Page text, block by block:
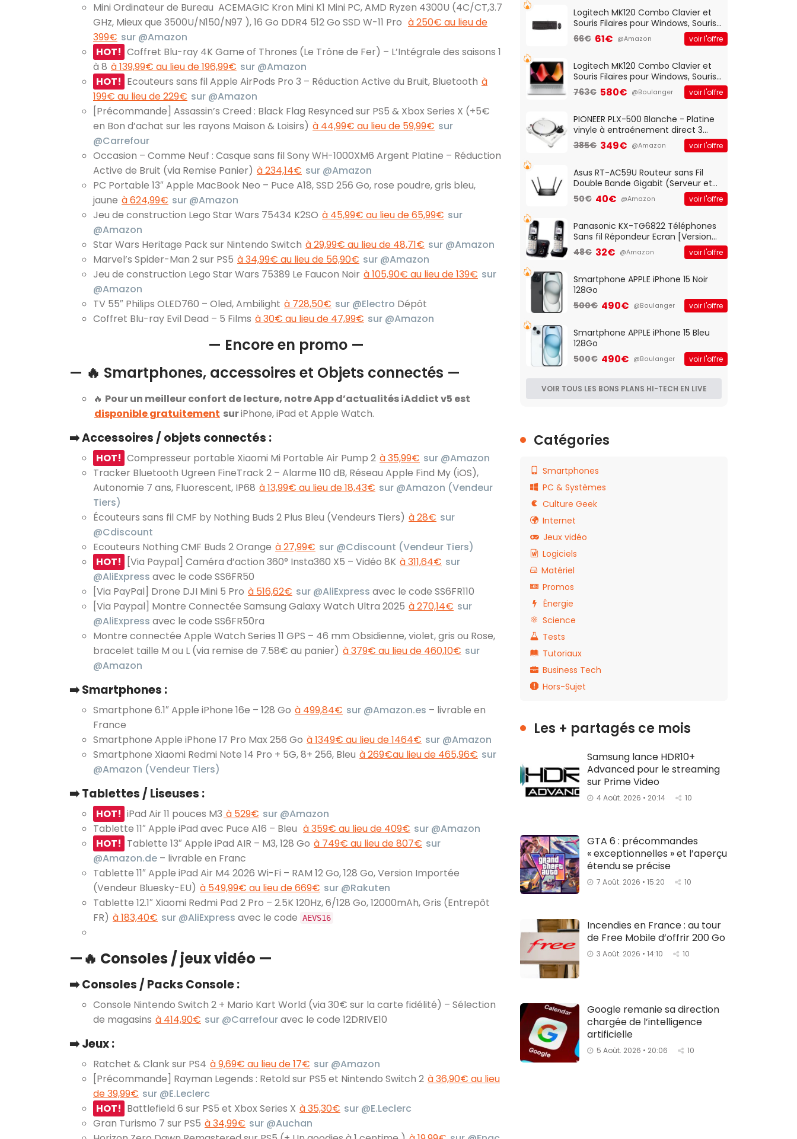
Mini Ordinateur de Bureau ACEMAGIC Kron Mini K1 Mini PC, AMD Ryzen 4300U (4C/CT,3.7
GHz, Mieux que 3500U/N150/N97 ), 16 Go DDR4 512 Go SSD W-11 Pro à 250€ au lieu de
399€ sur @Amazon
HOT! Coffret Blu-ray 4K Game of Thrones (Le Trône de Fer) – L’Intégrale des saisons 1
à 8 à 139,99€ au lieu de 196,99€ sur @Amazon
HOT! Ecouteurs sans fil Apple AirPods Pro 3 – Réduction Active du Bruit, Bluetooth à
199€ au lieu de 229€ sur @Amazon
[Précommande] Assassin’s Creed : Black Flag Resynced sur PS5 & Xbox Series X (+5€
en Bon d’achat sur les rayons Maison & Loisirs) à 44,99€ au lieu de 59,99€ sur
@Carrefour
Occasion – Comme Neuf : Casque sans fil Sony WH-1000XM6 Argent Platine – Réduction
Active de Bruit (via Remise Panier) à 234,14€ sur @Amazon
PC Portable 13″ Apple MacBook Neo – Puce A18, SSD 256 Go, rose poudre, gris bleu,
jaune à 624,99€ sur @Amazon
Jeu de construction Lego Star Wars 75434 K2SO à 45,99€ au lieu de 65,99€ sur
@Amazon
Star Wars Heritage Pack sur Nintendo Switch à 29,99€ au lieu de 48,71€ sur @Amazon
Marvel’s Spider-Man 2 sur PS5 à 34,99€ au lieu de 56,90€ sur @Amazon
Jeu de construction Lego Star Wars 75389 Le Faucon Noir à 105,90€ au lieu de 139€ sur
@Amazon
TV 55″ Philips OLED760 – Oled, Ambilight à 728,50€ sur @Electro Dépôt
Coffret Blu-ray Evil Dead – 5 Films à 30€ au lieu de 47,99€ sur @Amazon
— Encore en promo —
— 🔥 Smartphones, accessoires et Objets connectés —
🔥 Pour un meilleur confort de lecture, notre App d’actualités iAddict v5 est
disponible gratuitement suriPhone, iPad et Apple Watch.
➡️ Accessoires / objets connectés :
HOT! Compresseur portable Xiaomi Mi Portable Air Pump 2 à 35,99€ sur @Amazon
Tracker Bluetooth Ugreen FineTrack 2 – Alarme 110 dB, Réseau Apple Find My (iOS),
Autonomie 7 ans, Fluorescent, IP68 à 13,99€ au lieu de 18,43€ sur @Amazon (Vendeur
Tiers)
Écouteurs sans fil CMF by Nothing Buds 2 Plus Bleu (Vendeurs Tiers) à 28€ sur
@Cdiscount
Ecouteurs Nothing CMF Buds 2 Orange à 27,99€ sur @Cdiscount (Vendeur Tiers)
HOT!
[Via Paypal] Caméra d’action 360° Insta360 X5 – Vidéo 8K à 311,64€ sur
@AliExpress avec le code SS6FR50
[Via PayPal] Drone DJI Mini 5 Pro à 516,62€ sur @AliExpress avec le code SS6FR110
[Via Paypal] Montre Connectée Samsung Galaxy Watch Ultra 2025 à 270,14€ sur
@AliExpress avec le code SS6FR50ra
Montre connectée Apple Watch Series 11 GPS – 46 mm Obsidienne, violet, gris ou Rose,
bracelet taille M ou L (via remise de 7.58€ au panier) à 379€ au lieu de 460,10€ sur
@Amazon
➡️ Smartphones :
Smartphone 6.1″ Apple iPhone 16e – 128 Go à 499,84€ sur @Amazon.es – livrable en
France
Smartphone Apple iPhone 17 Pro Max 256 Go à 1349€ au lieu de 1464€ sur @Amazon
Smartphone Xiaomi Redmi Note 14 Pro + 5G, 8+ 256, Bleu à 269€au lieu de 465,96€ sur
@Amazon (Vendeur Tiers)
➡️ Tablettes / Liseuses :
HOT! iPad Air 11 pouces M3 à 529€ sur @Amazon
Tablette 11″ Apple iPad avec Puce A16 – Bleu à 359€ au lieu de 409€ sur @Amazon
HOT! Tablette 13″ Apple iPad AIR – M3, 128 Go à 749€ au lieu de 807€ sur
@Amazon.de – livrable en Franc
Tablette 11″ Apple iPad Air M4 2026 Wi-Fi – RAM 12 Go, 128 Go, Version Importée
(Vendeur Bluesky-EU) à 549,99€ au lieu de 669€ sur @Rakuten
Tablette 12.1″ Xiaomi Redmi Pad 2 Pro – 2.5K 120Hz, 6/128 Go, 12000mAh, Gris (Entrepôt
FR) à 183,40€ sur @AliExpress avec le code AEVS16
—🔥 Consoles / jeux vidéo —
➡️ Consoles / Packs Console :
Console Nintendo Switch 2 + Mario Kart World (via 30€ sur la carte fidélité) – Sélection
de magasins à 414,90€ sur @Carrefouravec le code 12DRIVE10
➡️ Jeux :
Ratchet & Clank sur PS4 à 9,69€ au lieu de 17€ sur @Amazon
[Précommande] Rayman Legends : Retold sur PS5 et Nintendo Switch 2 à 36,90€ au lieu
de 39,99€ sur @E.Leclerc
HOT! Battlefield 6 sur PS5 et Xbox Series X à 35,30€ sur @E.Leclerc
Gran Turismo 7 sur PS5 à 34,99€ sur @Auchan
Logitech MK120 Combo Clavier et
Souris Filaires pour Windows, Souris
Optique Filaire, Connexion USB Plug
And Play, Confortable, Taille
QWERTY UK - Noir
66€ 61€ @Amazon voir l'offre
Logitech MK120 Combo Clavier et
Souris Filaires pour Windows, Souris
Optique Filaire, Connexion USB Plug
And Play, Confortable, Taille
QWERTY UK - Noir
763€ 580€ @Boulanger voir l'offre
PIONEER PLX-500 Blanche - Platine
vinyle à entraénement direct 3
vitesses (33-45-78 trs/min) avec
pre-ampli intégré et port USB
385€ 349€ @Amazon voir l'offre
Asus RT-AC59U Routeur sans Fil
Double Bande Gigabit (Serveur et
Client VPN, Triple Vlan, Mode Point
d'accès et Bridge, contrôle
50€ 40€ @Amazon voir l'offre
Panasonic KX-TG6822 Téléphones
Sans fil Répondeur Ecran [Version
Française]
48€ 32€ @Amazon voir l'offre
Smartphone APPLE iPhone 15 Noir
128Go
500€ 490€ @Boulanger voir l'offre
Smartphone APPLE iPhone 15 Bleu
128Go
500€ 490€ @Boulanger voir l'offre
VOIR TOUS LES BONS PLANS HI-TECH EN LIVE
Catégories
Smartphones
PC & Systèmes
Culture Geek
Internet
Jeux vidéo
Logiciels
Matériel
Promos
Énergie
Science
Tests
Tutoriaux
Business Tech
Hors-Sujet
Les + partagés ce mois
Samsung lance HDR10+
Advanced pour le streaming
sur Prime Video
4 Août. 2026 • 20:14 10
GTA 6 : précommandes
« exceptionnelles » et l’aperçu
étendu se précise
7 Août. 2026 • 15:20 10
Incendies en France : au tour
de Free Mobile d’offrir 200 Go
3 Août. 2026 • 14:10 10
Google remanie sa direction
chargée de l’intelligence
artificielle
5 Août. 2026 • 20:06 10